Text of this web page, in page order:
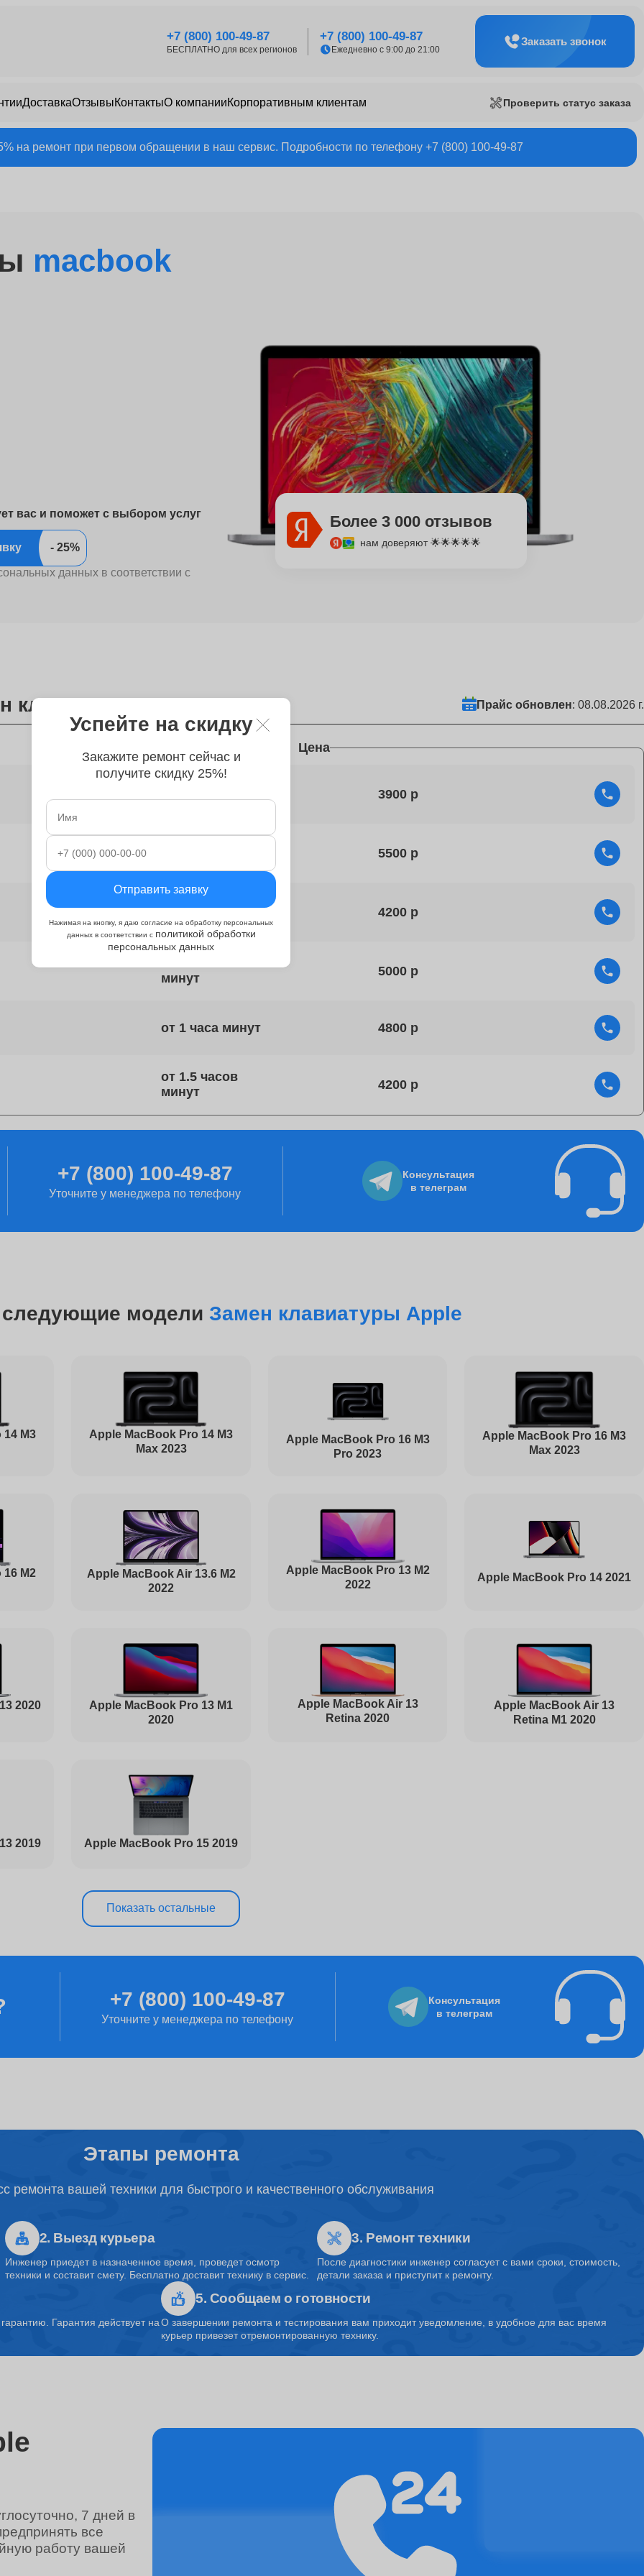
+7 (800) 100-49-87
БЕСПЛАТНО для всех регионов
+7 (800) 100-49-87
Ежедневно с 9:00 до 21:00
Заказать звонок
ДоставкаОтзывыКонтактыО компанииКорпоративным клиентам Проверить статус заказа
на ремонт при первом обращении в наш сервис. Подробности по телефону +7 (800) 100-49-87
macbook
вас и поможет с выбором услуг
заявку
данных в соответствии с
Более 3 000 отзывов
нам доверяют 🌟🌟🌟🌟🌟
клавиатуры Прайс обновлен: 08.08.2026 г.
Время Цена
3900
5500
от 2 часов
4200
5000
от 1 часа 4800
от 1.5 часов
4200
от 90 минут
1060
от 60 минут
830
от 40 минут
3200
от 100 минут
1030
от 70 минут
1495
от 70 минут
1000
от 80 минут
от 50 минут
от 70 минут
от 70 минут
895
от 2 часов
8235
от 60 минут
от 1 часа 4500
от 110 минут
от 1.5 часов
4500
5850
1500
+7 (800) 100-49-87
Уточните у менеджера по телефону
Консультация
в телеграм
модели Замен клавиатуры Apple
M3
Apple MacBook Pro 14 M3
Max 2023
Apple MacBook Pro 16 M3
Pro 2023
Apple MacBook Pro 16 M3
Max 2023
M2
Apple MacBook Air 13.6 M2
2022
Apple MacBook Pro 13 M2
2022
Apple MacBook Pro 14 2021
2020
Apple MacBook Pro 13 M1
2020
Apple MacBook Air 13
Retina 2020
Apple MacBook Air 13
Retina M1 2020
2019 Apple MacBook Pro 15 2019
Показать остальные
+7 (800) 100-49-87
Уточните у менеджера по телефону
Консультация
в телеграм
Этапы ремонта
ремонта вашей техники для быстрого и качественного обслуживания
2. Выезд курьера
Инженер приедет в назначенное время, проведет осмотр
техники и составит смету. Бесплатно доставит технику в сервис.
3. Ремонт техники
После диагностики инженер согласует с вами сроки, стоимость,
детали заказа и приступит к ремонту.
Гарантия действует на
5. Сообщаем о готовности
О завершении ремонта и тестирования вам приходит уведомление, в удобное для вас время
курьер привезет отремонтированную технику.
7 дней в
все
работу вашей
Успейте на скидку
Закажите ремонт сейчас и
получите скидку 25%!
Отправить заявку
Нажимая на кнопку, я даю согласие на обработку персональных
данных в соответствии с политикой обработки
персональных данных